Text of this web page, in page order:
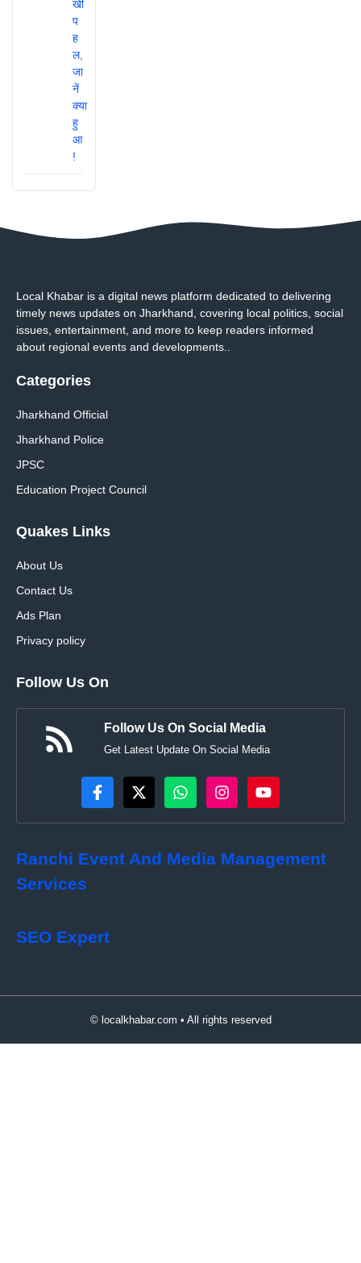
Local Khabar is a digital news platform dedicated to delivering
timely news updates on Jharkhand, covering local politics, social
issues, entertainment, and more to keep readers informed
about regional events and developments..
Categories
Jharkhand Official
Jharkhand Police
JPSC
Education Project Council
Quakes Links
About Us
Contact Us
Ads Plan
Privacy policy
Follow Us On
Follow Us On Social Media
Get Latest Update On Social Media
Ranchi Event And Media Management
Services
SEO Expert
© localkhabar.com • All rights reserved